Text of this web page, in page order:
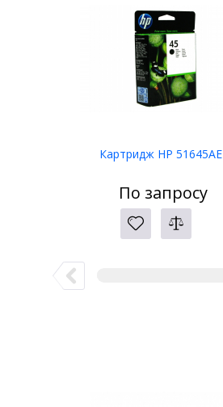
Картридж HP 51645AE
По запросу